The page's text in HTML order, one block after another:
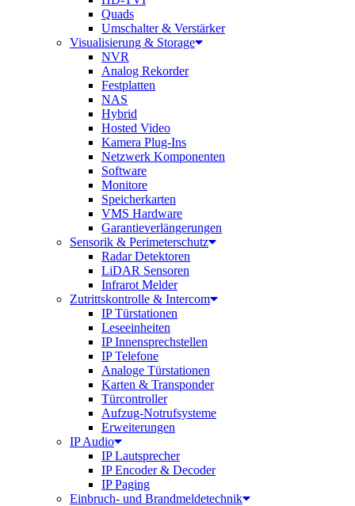
Quads
Umschalter & Verstärker
Visualisierung & Storage
NVR
Analog Rekorder
Festplatten
NAS
Hybrid
Hosted Video
Kamera Plug-Ins
Netzwerk Komponenten
Software
Monitore
Speicherkarten
VMS Hardware
Garantieverlängerungen
Sensorik & Perimeterschutz
Radar Detektoren
LiDAR Sensoren
Infrarot Melder
Zutrittskontrolle & Intercom
IP Türstationen
Leseeinheiten
IP Innensprechstellen
IP Telefone
Analoge Türstationen
Karten & Transponder
Türcontroller
Aufzug-Notrufsysteme
Erweiterungen
IP Audio
IP Lautsprecher
IP Encoder & Decoder
IP Paging
Einbruch- und Brandmeldetechnik